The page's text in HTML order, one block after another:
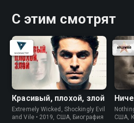
С этим смотрят
Красивый, плохой, злой
Extremely Wicked, Shockingly Evil
and Vile • 2019, США, Биография
США,